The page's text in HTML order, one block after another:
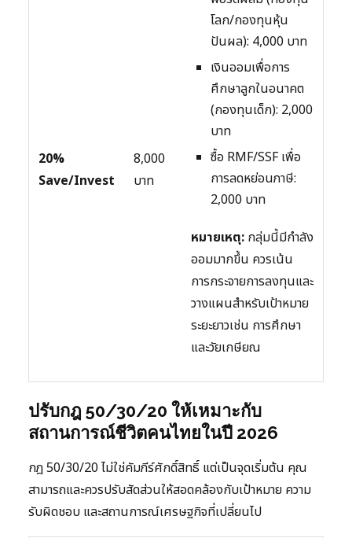
20%
Save/Invest
8,000
บาท
โลก/กองทุนหุ้น
ปันผล): 4,000 บาท
เงินออมเพื่อการ
ศึกษาลูกในอนาคต
(กองทุนเด็ก): 2,000
บาท
ซื้อ RMF/SSF เพื่อ
การลดหย่อนภาษี:
2,000 บาท
หมายเหตุ: กลุ่มนี้มีกำลัง
ออมมากขึ้น ควรเน้น
การกระจายการลงทุนและ
วางแผนสำหรับเป้าหมาย
ระยะยาวเช่น การศึกษา
และวัยเกษียณ
ปรับกฎ 50/30/20 ให้เหมาะกับ
สถานการณ์ชีวิตคนไทยในปี 2026
กฎ 50/30/20 ไม่ใช่คัมภีร์ศักดิ์สิทธิ์ แต่เป็นจุดเริ่มต้น คุณ
สามารถและควรปรับสัดส่วนให้สอดคล้องกับเป้าหมาย ความ
รับผิดชอบ และสถานการณ์เศรษฐกิจที่เปลี่ยนไป